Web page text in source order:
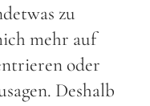
zu
mehr auf
oder
Deshalb